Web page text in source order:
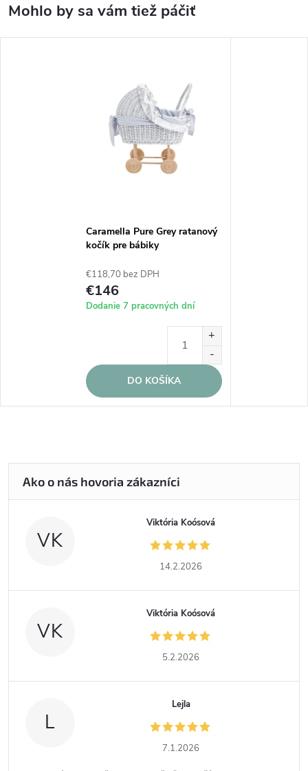
Caramella Pure Grey ratanový
kočík pre bábiky
€118,70 bez DPH
€146
Dodanie 7 pracovných dní
DO KOŠÍKA
VK
Viktória Koósová
14.2.2026
VK
Viktória Koósová
5.2.2026
L
Lejla
7.1.2026